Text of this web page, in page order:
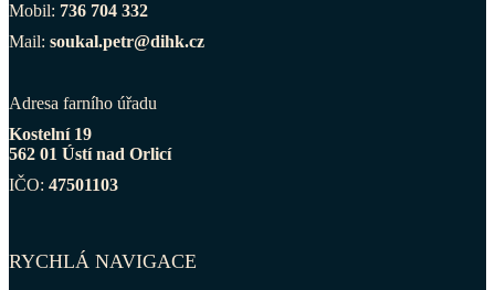
Mobil: 736 704 332
Mail: soukal.petr@dihk.cz
Adresa farního úřadu
Kostelní 19
562 01 Ústí nad Orlicí
IČO: 47501103
RYCHLÁ NAVIGACE